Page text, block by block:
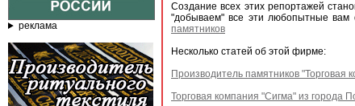
реклама
Создание всех этих репортажей
"добываем" все эти любопытные
памятников
Несколько статей об этой фирме:
Производитель памятников "Торговая
Торговая компания "Сигма" из города